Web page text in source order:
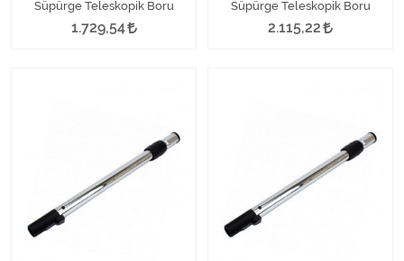
Süpürge Teleskopik Boru
1.729,54
Süpürge Teleskopik Boru
2.115,22